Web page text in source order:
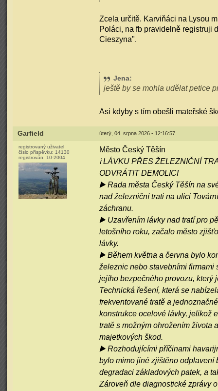
Zcela určitě. Karviňáci na Lysou
Poláci, na fb pravidelně registruji
Cieszyna".
Jena:
ještě by se mohla udělat petice
Asi kdyby s tím obešli mateřské
Garfield úterý, 04. srpna 2026 - 12:16:57
registrovaný uživatel
číslo příspěvku: 14130
registrován: 10-2004
Město Český Těšín
ℹ️ LÁVKU PŘES ŽELEZNIČNÍ
ODVRÁTIT DEMOLICI
▶️ Rada města Český Těšín na
nad železniční trati na ulici
záchranu.
▶️ Uzavřením lávky nad tratí pro
letošního roku, začalo město
lávky.
▶️ Během května a června bylo
železnic nebo stavebními
jejího bezpečného provozu, který
Technická řešení, která se
frekventované tratě a
konstrukce ocelové lávky, jelikož
tratě s možným ohrožením života
majetkových škod.
▶️ Rozhodujícími příčinami
bylo mimo jiné zjištěno odplavení
degradaci základových patek, a
Zároveň dle diagnostické zprávy